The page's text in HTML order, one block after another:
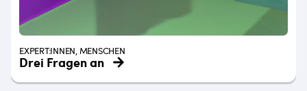
EXPERT:INNEN, MENSCHEN
Drei Fragen an